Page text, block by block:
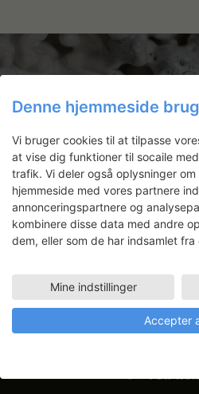
Få ansøgningsfrister,
og artikler direkte i
Denne hjemmeside
Vi bruger cookies til at tilpasse
at vise dig funktioner til socaile
trafik. Vi deler også oplysninger
hjemmeside med vores partnere
annonceringspartnere og
kombinere disse data med andre
dem, eller som de har indsamlet
Mine indstillinger
Accepter